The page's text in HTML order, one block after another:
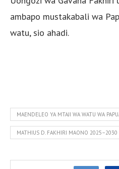
ambapo mustakabali wa
watu, sio ahadi.
MAENDELEO YA MTAJI WA WATU WA
MATHIUS D. FAKHIRI MAONO 2025–2030